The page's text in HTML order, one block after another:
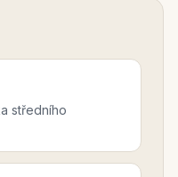
středního